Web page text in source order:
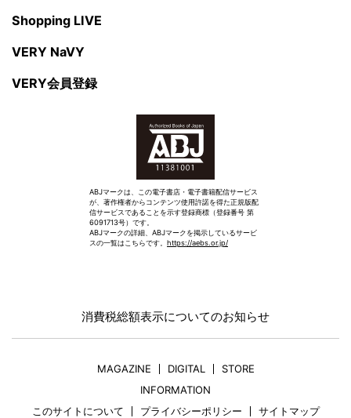
Shopping LIVE
VERY NaVY
VERY会員登録
ABJマークは、この電子書店・電子書籍配信サービス
が、著作権者からコンテンツ使用許諾を得た正規版配
信サービスであることを示す登録商標（登録番号 第
6091713号）です。
ABJマークの詳細、ABJマークを掲示しているサービ
スの一覧はこちらです。 https://aebs.or.jp/
消費税総額表示についてのお知らせ
MAGAZINE DIGITAL
STORE
INFORMATION
このサイトについて
プライバシーポリシー
サイトマップ